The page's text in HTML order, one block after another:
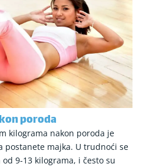
poroda
kilograma nakon poroda je
postanete majka. U trudnoći se
9-13 kilograma, i često su